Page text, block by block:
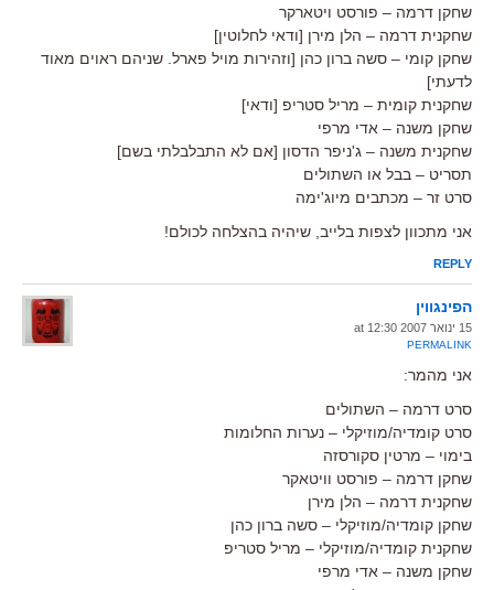
שחקן דרמה – פורסט ויטארקר
שחקנית דרמה – הלן מירן [ודאי לחלוטין]
שחקן קומי – סשה ברון כהן [וזהירות מויל פארל. שניהם ראוים מאוד
לדעתי]
שחקנית קומית – מריל סטריפ [ודאי]
שחקן משנה – אדי מרפי
שחקנית משנה – ג'ניפר הדסון [אם לא התבלבלתי בשם]
תסריט – בבל או השתולים
סרט זר – מכתבים מיוג'ימה
אני מתכוון לצפות בלייב, שיהיה בהצלחה לכולם!
REPLY
הפינגווין
15 ינואר 2007 at 12:30
PERMALINK
אני מהמר:
סרט דרמה – השתולים
סרט קומדיה/מוזיקלי – נערות החלומות
בימוי – מרטין סקורסזה
שחקן דרמה – פורסט וויטאקר
שחקנית דרמה – הלן מירן
שחקן קומדיה/מוזיקלי – סשה ברון כהן
שחקנית קומדיה/מוזיקלי – מריל סטריפ
שחקן משנה – אדי מרפי